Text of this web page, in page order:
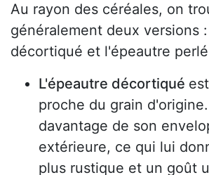
Au rayon des céréales, on
généralement deux versions
décortiqué et l'épeautre
L'épeautre décortiqué
proche du grain
davantage de son
extérieure, ce qui lui
plus rustique et un goût